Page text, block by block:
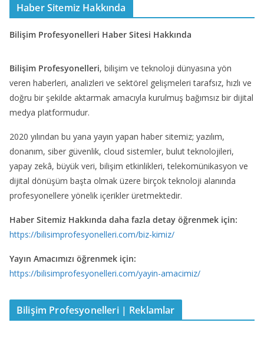
Haber Sitemiz Hakkında
Bilişim Profesyonelleri Haber Sitesi Hakkında
Bilişim Profesyonelleri, bilişim ve teknoloji dünyasına yön
veren haberleri, analizleri ve sektörel gelişmeleri tarafsız, hızlı ve
doğru bir şekilde aktarmak amacıyla kurulmuş bağımsız bir dijital
medya platformudur.
2020 yılından bu yana yayın yapan haber sitemiz; yazılım,
donanım, siber güvenlik, cloud sistemler, bulut teknolojileri,
yapay zekâ, büyük veri, bilişim etkinlikleri, telekomünikasyon ve
dijital dönüşüm başta olmak üzere birçok teknoloji alanında
profesyonellere yönelik içerikler üretmektedir.
Haber Sitemiz Hakkında daha fazla detay öğrenmek için:
https://bilisimprofesyonelleri.com/biz-kimiz/
Yayın Amacımızı öğrenmek için:
https://bilisimprofesyonelleri.com/yayin-amacimiz/
Bilişim Profesyonelleri | Reklamlar